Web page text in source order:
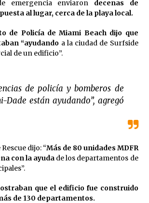
emergencia enviaron decenas de
al lugar, cerca de la playa local.
de Policía de Miami Beach dijo que
“ayudando a la ciudad de Surfside
de un edificio”.
de policía y bomberos de
Dade están ayudando”, agregó
dijo: “Más de 80 unidades MDFR
con la ayuda de los departamentos de
que el edificio fue construido
de 130 departamentos.